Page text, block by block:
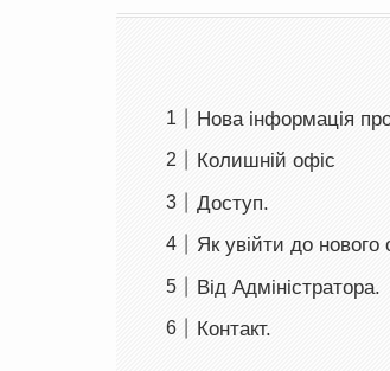
Нова інформація
Колишній офіс
Доступ.
Як увійти до нового
Від Адміністратора.
Контакт.